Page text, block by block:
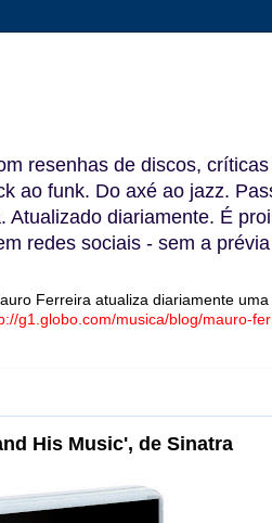
resenhas de discos,
ao funk. Do axé ao jazz.
diariamente. É
redes sociais - sem a
Ferreira atualiza diariamente uma
g1.globo.com/musica/blog/mauro-
His Music', de Sinatra